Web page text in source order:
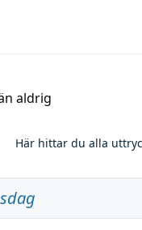
aldrig
Här hittar du alla